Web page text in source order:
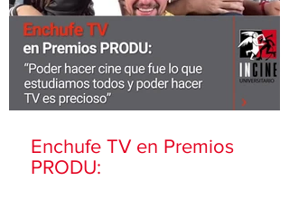
Enchufe TV en Premios
PRODU: